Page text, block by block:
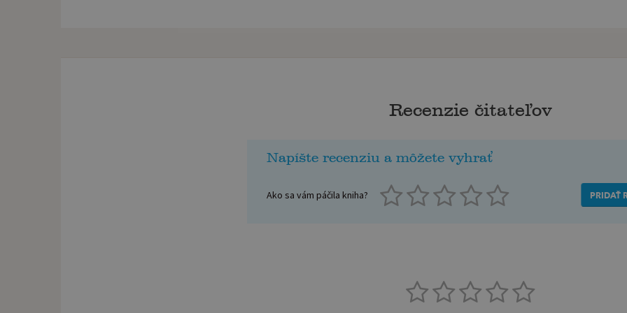
Recenzie čitateľov
Napíšte recenziu a môžete vyhrať
Ako sa vám páčila kniha? PRIDAŤ